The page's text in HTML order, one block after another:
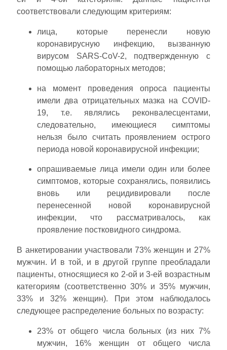
соответствовали следующим критериям:
лица, которые перенесли новую
коронавирусную инфекцию, вызванную
вирусом SARS-CoV-2, подтвержденную с
помощью лабораторных методов;
на момент проведения опроса пациенты
имели два отрицательных мазка на COVID-
19, т.е. являлись реконвалесцентами,
следовательно, имеющиеся симптомы
нельзя было считать проявлением острого
периода новой коронавирусной инфекции;
опрашиваемые лица имели один или более
симптомов, которые сохранялись, появились
вновь или рецидивировали после
перенесенной новой коронавирусной
инфекции, что рассматривалось, как
проявление постковидного синдрома.
В анкетировании участвовали 73% женщин и 27%
мужчин. И в той, и в другой группе преобладали
пациенты, относящиеся ко 2-ой и 3-ей возрастным
категориям (соответственно 30% и 35% мужчин,
33% и 32% женщин). При этом наблюдалось
следующее распределение больных по возрасту:
23% от общего числа больных (из них 7%
мужчин, 16% женщин от общего числа